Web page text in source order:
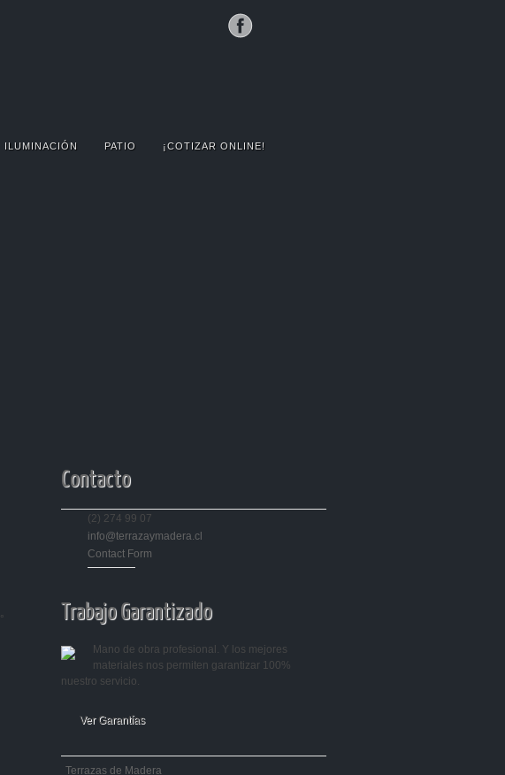
ILUMINACIÓN PATIO ¡COTIZAR ONLINE!
Contacto
(2) 274 99 07
info@terrazaymadera.cl
Contact Form
Trabajo Garantizado
Mano de obra profesional. Y los mejores
materiales nos permiten garantizar 100%
nuestro servicio.
Ver Garantías
Terrazas de Madera